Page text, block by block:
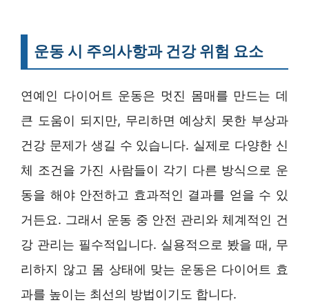
운동 시 주의사항과 건강 위험 요소
연예인 다이어트 운동은 멋진 몸매를 만드는 데
큰 도움이 되지만, 무리하면 예상치 못한 부상과
건강 문제가 생길 수 있습니다. 실제로 다양한 신
체 조건을 가진 사람들이 각기 다른 방식으로 운
동을 해야 안전하고 효과적인 결과를 얻을 수 있
거든요. 그래서 운동 중 안전 관리와 체계적인 건
강 관리는 필수적입니다. 실용적으로 봤을 때, 무
리하지 않고 몸 상태에 맞는 운동은 다이어트 효
과를 높이는 최선의 방법이기도 합니다.